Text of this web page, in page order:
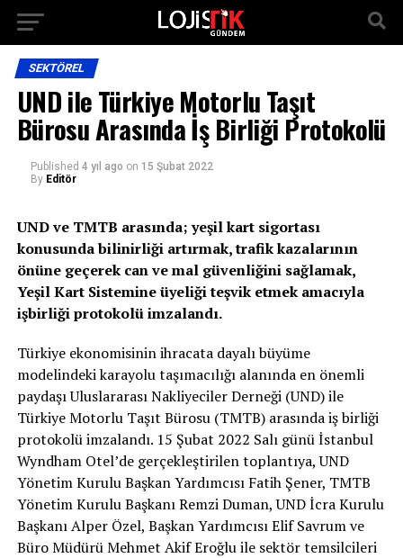
SEKTÖREL
UND ile Türkiye Motorlu Taşıt
Bürosu Arasında İş Birliği Protokolü
Published 4 yıl ago on 15 Şubat 2022
By Editör
UND ve TMTB arasında; yeşil kart sigortası
konusunda bilinirliği artırmak, trafik kazalarının
önüne geçerek can ve mal güvenliğini sağlamak,
Yeşil Kart Sistemine üyeliği teşvik etmek amacıyla
işbirliği protokolü imzalandı.
Türkiye ekonomisinin ihracata dayalı büyüme
modelindeki karayolu taşımacılığı alanında en önemli
paydaşı Uluslararası Nakliyeciler Derneği (UND) ile
Türkiye Motorlu Taşıt Bürosu (TMTB) arasında iş birliği
protokolü imzalandı. 15 Şubat 2022 Salı günü İstanbul
Wyndham Otel’de gerçekleştirilen toplantıya, UND
Yönetim Kurulu Başkan Yardımcısı Fatih Şener, TMTB
Yönetim Kurulu Başkanı Remzi Duman, UND İcra Kurulu
Başkanı Alper Özel, Başkan Yardımcısı Elif Savrum ve
Büro Müdürü Mehmet Akif Eroğlu ile sektör temsilcileri